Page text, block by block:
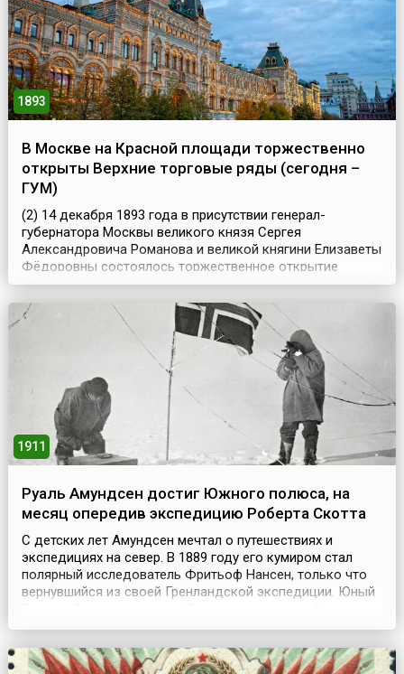
1893
В Москве на Красной площади торжественно
открыты Верхние торговые ряды (сегодня –
ГУМ)
(2) 14 декабря 1893 года в присутствии генерал-
губернатора Москвы великого князя Сергея
Александровича Романова и великой княгини Елизаветы
Фёдоровны состоялось торжественное открытие
Верхних торговых рядов — крупного торгового
комплекса в центре Москвы. Здание будущего ГУМа
было построено в 1890–1893 годах по проекту
архитектора А.Н. Померанцева и инженера В.Г. Шухова и
выдержано в псевдорусс...
1911
Руаль Амундсен достиг Южного полюса, на
месяц опередив экспедицию Роберта Скотта
С детских лет Амундсен мечтал о путешествиях и
экспедициях на север. В 1889 году его кумиром стал
полярный исследователь Фритьоф Нансен, только что
вернувшийся из своей Гренландской экспедиции. Юный
через покрытый льдом остров, он мечтал, что однажды
медицинском факультете и получив наследство п...